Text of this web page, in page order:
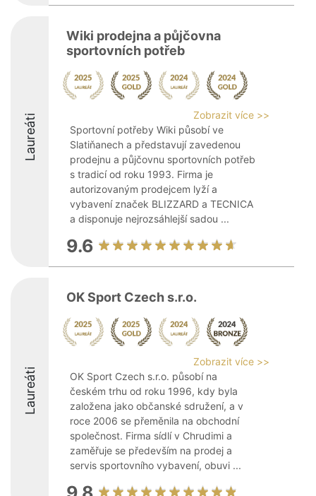
Laureáti
Wiki prodejna a půjčovna
sportovních potřeb
Zobrazit více >>
Sportovní potřeby Wiki působí ve
Slatiňanech a představují zavedenou
prodejnu a půjčovnu sportovních potřeb
s tradicí od roku 1993. Firma je
autorizovaným prodejcem lyží a
vybavení značek BLIZZARD a TECNICA
a disponuje nejrozsáhlejší sadou ...
9.6
Laureáti
OK Sport Czech s.r.o.
Zobrazit více >>
OK Sport Czech s.r.o. působí na
českém trhu od roku 1996, kdy byla
založena jako občanské sdružení, a v
roce 2006 se přeměnila na obchodní
společnost. Firma sídlí v Chrudimi a
zaměřuje se především na prodej a
servis sportovního vybavení, obuvi ...